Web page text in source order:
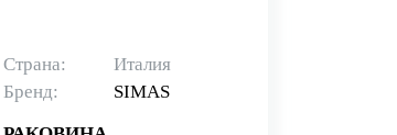
Страна:
Италия
Бренд:
SIMAS